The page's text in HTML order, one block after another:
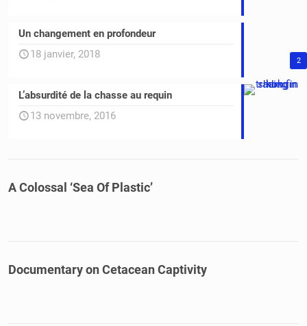
2
Un changement en profondeur
18 janvier, 2018
L’absurdité de la chasse au requin
13 novembre, 2016
A Colossal ‘Sea Of Plastic’
Documentary on Cetacean Captivity